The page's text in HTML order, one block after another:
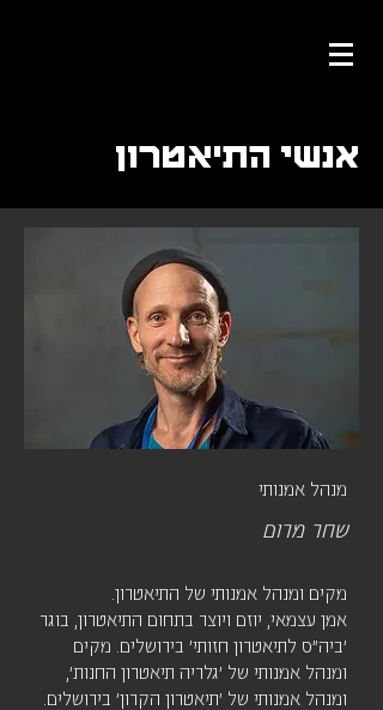
אנשי התיאטרון
מנהל אמנותי
שחר מרום
מקים ומנהל אמנותי של התיאטרון.
אמן עצמאי, יוזם ויוצר בתחום התיאטרון, בוגר
'ביה"ס לתיאטרון חזותי' בירושלים. מקים
ומנהל אמנותי של 'גלריה תיאטרון החנות',
ומנהל אמנותי של 'תיאטרון הקרון' בירושלים.